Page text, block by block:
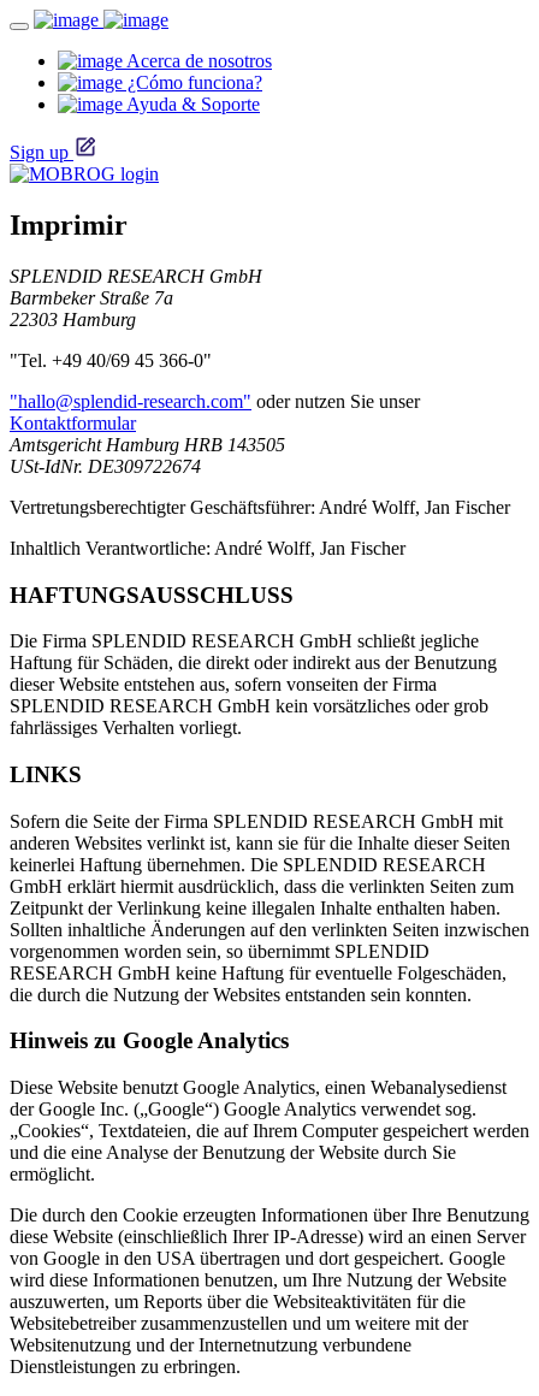
Acerca de nosotros
¿Cómo funciona?
Ayuda & Soporte
Sign up
Imprimir
SPLENDID RESEARCH GmbH
Barmbeker Straße 7a
22303 Hamburg
"Tel. +49 40/69 45 366-0"
"hallo@splendid-research.com" oder nutzen Sie unser
Kontaktformular
Amtsgericht Hamburg HRB 143505
USt-IdNr. DE309722674
Vertretungsberechtigter Geschäftsführer: André Wolff, Jan Fischer
Inhaltlich Verantwortliche: André Wolff, Jan Fischer
HAFTUNGSAUSSCHLUSS
Die Firma SPLENDID RESEARCH GmbH schließt jegliche
Haftung für Schäden, die direkt oder indirekt aus der Benutzung
dieser Website entstehen aus, sofern vonseiten der Firma
SPLENDID RESEARCH GmbH kein vorsätzliches oder grob
fahrlässiges Verhalten vorliegt.
LINKS
Sofern die Seite der Firma SPLENDID RESEARCH GmbH mit
anderen Websites verlinkt ist, kann sie für die Inhalte dieser Seiten
keinerlei Haftung übernehmen. Die SPLENDID RESEARCH
GmbH erklärt hiermit ausdrücklich, dass die verlinkten Seiten zum
Zeitpunkt der Verlinkung keine illegalen Inhalte enthalten haben.
Sollten inhaltliche Änderungen auf den verlinkten Seiten inzwischen
vorgenommen worden sein, so übernimmt SPLENDID
RESEARCH GmbH keine Haftung für eventuelle Folgeschäden,
die durch die Nutzung der Websites entstanden sein konnten.
Hinweis zu Google Analytics
Diese Website benutzt Google Analytics, einen Webanalysedienst
der Google Inc. („Google“) Google Analytics verwendet sog.
„Cookies“, Textdateien, die auf Ihrem Computer gespeichert werden
und die eine Analyse der Benutzung der Website durch Sie
ermöglicht.
Die durch den Cookie erzeugten Informationen über Ihre Benutzung
diese Website (einschließlich Ihrer IP-Adresse) wird an einen Server
von Google in den USA übertragen und dort gespeichert. Google
wird diese Informationen benutzen, um Ihre Nutzung der Website
auszuwerten, um Reports über die Websiteaktivitäten für die
Websitebetreiber zusammenzustellen und um weitere mit der
Websitenutzung und der Internetnutzung verbundene
Dienstleistungen zu erbringen.